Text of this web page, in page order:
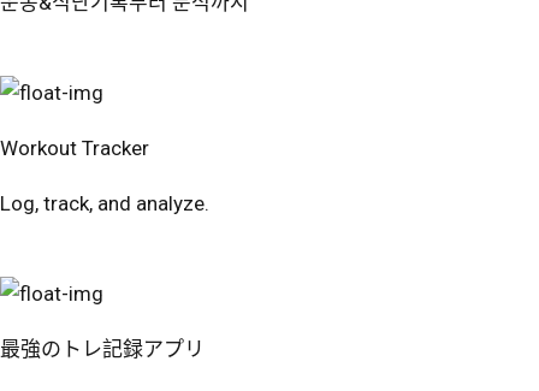
Workout Tracker
Log, track, and analyze.
最強のトレ記録アプリ